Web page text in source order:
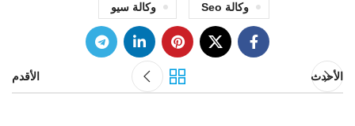
وكالة Seo وكالة سيو
الأحدث الأقدم